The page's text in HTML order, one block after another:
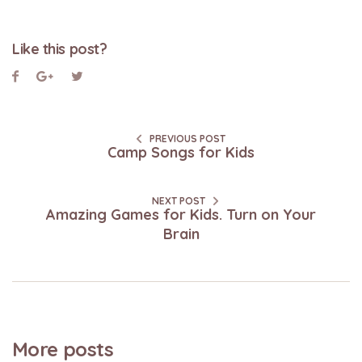
Like this post?
PREVIOUS POST
Camp Songs for Kids
NEXT POST
Amazing Games for Kids. Turn on Your
Brain
More posts